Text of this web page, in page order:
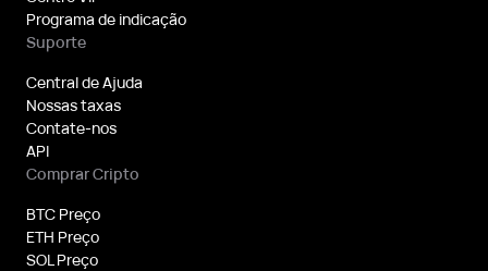
Programa de indicação
Suporte
Central de Ajuda
Nossas taxas
Contate-nos
API
Comprar Cripto
BTC Preço
ETH Preço
SOL Preço